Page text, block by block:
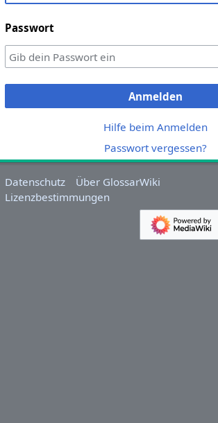
Passwort
Anmelden
Hilfe beim Anmelden
Passwort vergessen?
Datenschutz
Über GlossarWiki
Lizenzbestimmungen